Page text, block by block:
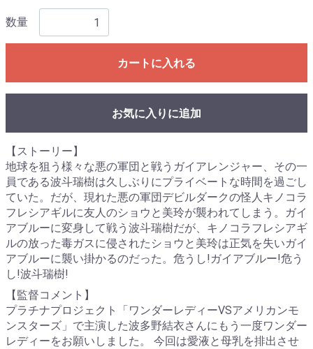
数量
カートに入れる
お気に入りに追加
【ストーリー】
地球を狙う様々な悪の軍団と戦うガイアレンジャー、その一
員である波斗瑞樹は久しぶりにプライベートな時間を過ごし
ていた。だが、現れた悪の軍団デビルダークの怪人キノコラ
フレシアギルに友人のショウと美玲が襲われてしまう。ガイ
アブルーに変身して戦う波斗瑞樹だが、キノコラフレシアギ
ルの放った毒ガスに侵されたショウと美玲は正気を失いガイ
アブルーに襲い掛かるのだった。危うし!ガイアブルー!危う
し!波斗瑞樹!
【監督コメント】
プラチナプロジェクト「ワンダーレディーVSアメリカンモ
ンスターズ」で主演した波多野結衣さんにもう一度ワンダー
レディーをお願いしました。 今回は愛液と母乳を排出させ